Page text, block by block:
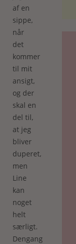
af en
sippe,
når
det
kommer
til mit
ansigt,
og der
skal en
del til,
at jeg
bliver
duperet,
men
Line
kan
noget
helt
særligt.
Dengang